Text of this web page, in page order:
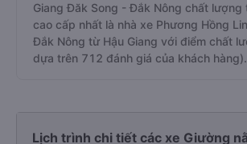
Giang Đăk Song - Đắk Nông chất lượng
cao cấp nhất là nhà xe Phương Hồng
Đắk Nông từ Hậu Giang với điểm chất
dựa trên 712 đánh giá của khách hàng).
Lịch trình chi tiết các xe Giường